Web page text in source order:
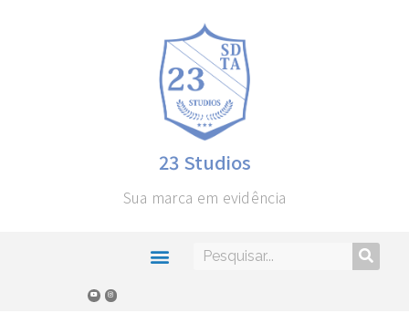
23 Studios
Sua marca em evidência